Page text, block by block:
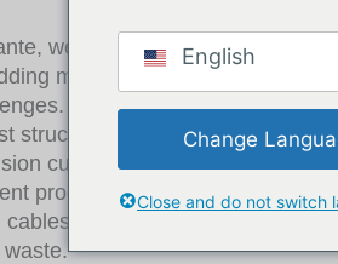
we design and manufacture
machines built for real-world
Our shredders are
structures, high-torque drive
cutting technologies, enabling
processing of demanding
cables, metals, e-waste, wood
English
Change
Close and do not switch